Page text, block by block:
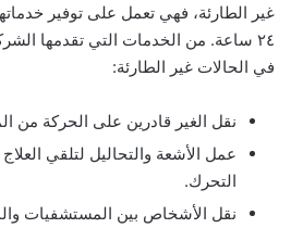
غير الطارئة، فهي تعمل على توفير
٢٤ ساعة. من الخدمات التي تقدمها
في الحالات غير الطارئة:
نقل الغير قادرين على الحركة من
عمل الأشعة والتحاليل لتلقي
التحرك.
نقل الأشخاص بين المستشفيات